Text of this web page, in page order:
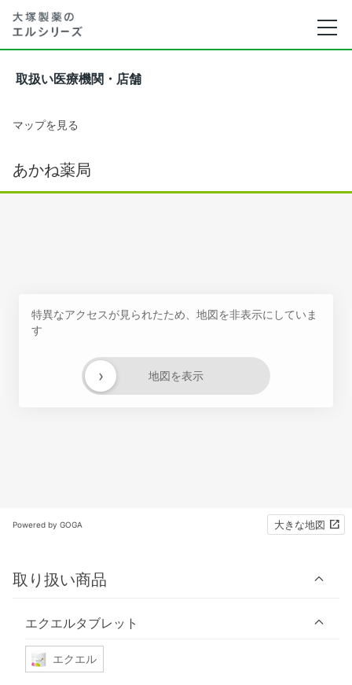
取扱い医療機関・店舗
マップを見る
あかね薬局
特異なアクセスが見られたため、地図を非表示にしていま
す
地図を表示
›
Powered by GOGA 大きな地図
取り扱い商品
エクエルタブレット
エクエル